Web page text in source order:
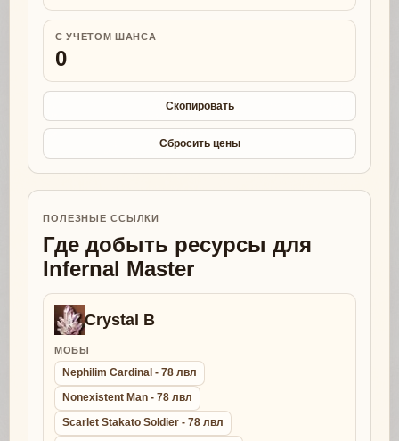
С УЧЕТОМ ШАНСА
0
Скопировать
Сбросить цены
ПОЛЕЗНЫЕ ССЫЛКИ
Где добыть ресурсы для
Infernal Master
Crystal B
МОБЫ
Nephilim Cardinal - 78 лвл
Nonexistent Man - 78 лвл
Scarlet Stakato Soldier - 78 лвл